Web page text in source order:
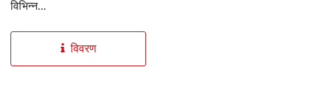
विभिन्न...
विवरण